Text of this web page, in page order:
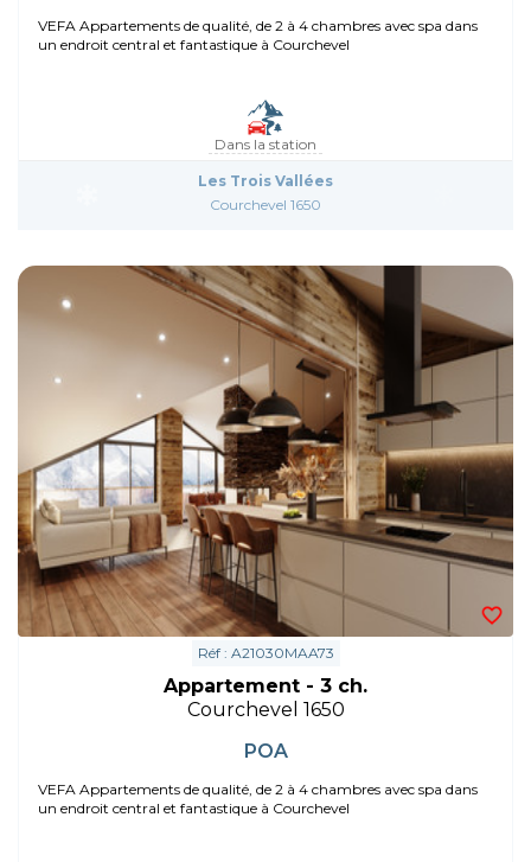
VEFA Appartements de qualité, de 2 à 4 chambres avec spa dans
un endroit central et fantastique à Courchevel
Dans la station
Les Trois Vallées
Courchevel 1650
Réf : A21030MAA73
Appartement - 3 ch.
Courchevel 1650
POA
VEFA Appartements de qualité, de 2 à 4 chambres avec spa dans
un endroit central et fantastique à Courchevel